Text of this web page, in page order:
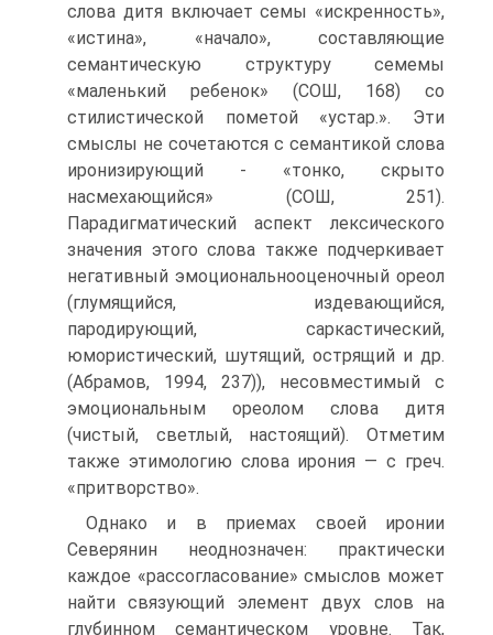
слова дитя включает се­мы «искренность»,
«истина», «начало», составляющие
семантическую структу­ру семемы
«маленький ребенок» (СОШ, 168) со
стилистической пометой «ус­тар.». Эти
смыслы не сочетаются с семантикой слова
иронизирующий - «тонко, скрыто
насмехающийся» (СОШ, 251).
Парадигматический аспект лексического
значения этого слова также подчеркивает
негативный эмоционально­оценочный ореол
(глумящийся, издевающийся,
пародирующий, саркастический,
юмористический, шутящий, острящий и др.
(Абрамов, 1994, 237)), несовмес­тимый с
эмоциональным ореолом слова дитя
(чистый, светлый, настоящий). Отметим
также этимологию слова ирония — с греч.
«притворство».
Однако и в приемах своей иронии
Северянин неоднозначен: практиче­ски
каждое «рассогласование» смыслов может
найти связующий элемент двух слов на
глубинном семантическом уровне. Так,